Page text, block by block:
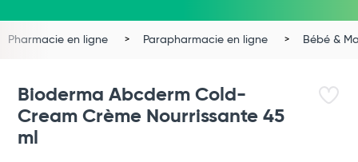
Pharmacie en ligne Parapharmacie en ligne Bébé &
Bioderma Abcderm Cold-
Cream Crème Nourrissante 45
ml